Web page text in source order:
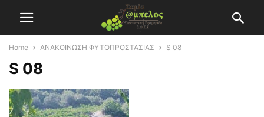
Home ΑΝΑΚΟΙΝΩΣΗ ΦΥΤΟΠΡΟΣΤΑΣΙΑΣ S 08
S 08